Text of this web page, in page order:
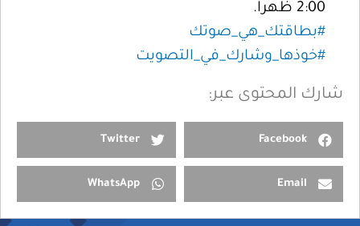
2:00 ظهراً.
#بطاقتك_هي_صوتك
#خوذها_وشارك_في_التصويت
شارك المحتوى عبر:
Facebook
Twitter
Email
WhatsApp